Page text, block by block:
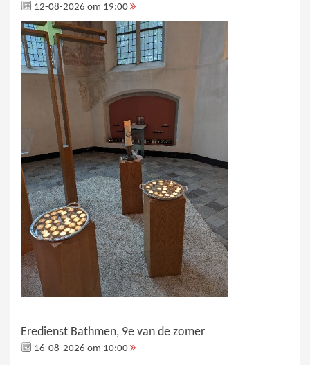
12-08-2026 om 19:00
Eredienst Bathmen, 9e van de zomer
16-08-2026 om 10:00